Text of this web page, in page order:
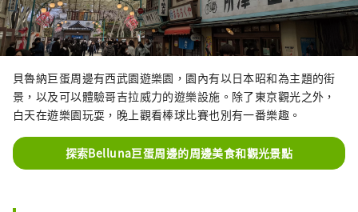
貝魯納巨蛋周邊有西武園遊樂園，園內有以日本昭和為主題的街
景，以及可以體驗哥吉拉威力的遊樂設施。除了東京觀光之外，
白天在遊樂園玩耍，晚上觀看棒球比賽也別有一番樂趣。
探索Belluna巨蛋周邊的周邊美食和觀光景點